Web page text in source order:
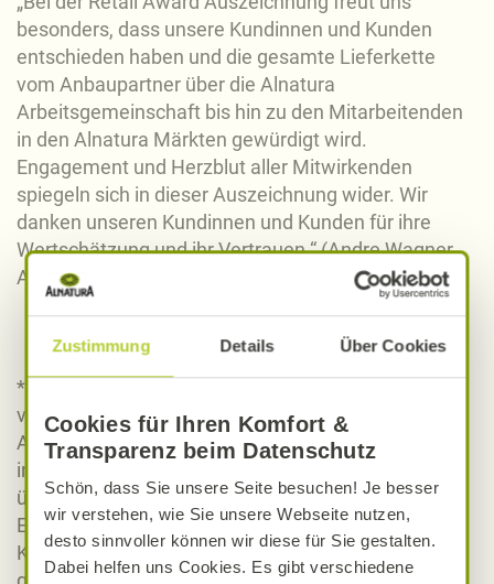
Zustimmung Details Über Cookies
Cookies für Ihren Komfort &
Transparenz beim Datenschutz
Schön, dass Sie unsere Seite besuchen! Je besser
wir verstehen, wie Sie unsere Webseite nutzen,
desto sinnvoller können wir diese für Sie gestalten.
Dabei helfen uns Cookies. Es gibt verschiedene
besonders, dass unsere Kundinnen und Kunden
entschieden haben und die gesamte Lieferkette
vom Anbaupartner über die Alnatura
Arbeitsgemeinschaft bis hin zu den Mitarbeitenden
in den Alnatura Märkten gewürdigt wird.
Engagement und Herzblut aller Mitwirkenden
spiegeln sich in dieser Auszeichnung wider. Wir
danken unseren Kundinnen und Kunden für ihre
Wertschätzung und ihr Vertrauen.“ (Andre Wagner,
Abteilungsverantwortlicher Obst und Gemüse)
* In einer repräsentativen Umfrage, durchgeführt
vom deutschen Marktforschungsinstitut YouGov im
Auftrag des Fruchthandel Magazins, wurden
insgesamt über 7.000 Haushalte zu ihrer Meinung
über das Obst- und Gemüsesortiment im
Einzelhandel befragt. Dabei bewerteten die
Kundinnen und Kunden – immer bezogen auf das